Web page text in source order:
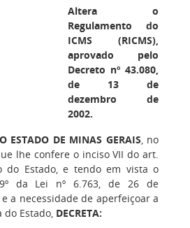
Altera o
Regulamento do
ICMS (RICMS),
aprovado pelo
Decreto nº 43.080,
de 13 de
dezembro de
2002.
ESTADO DE MINAS GERAIS, no
lhe confere o inciso VII do art.
do Estado, e tendo em vista o
da Lei nº 6.763, de 26 de
a necessidade de aperfeiçoar a
Estado, DECRETA: